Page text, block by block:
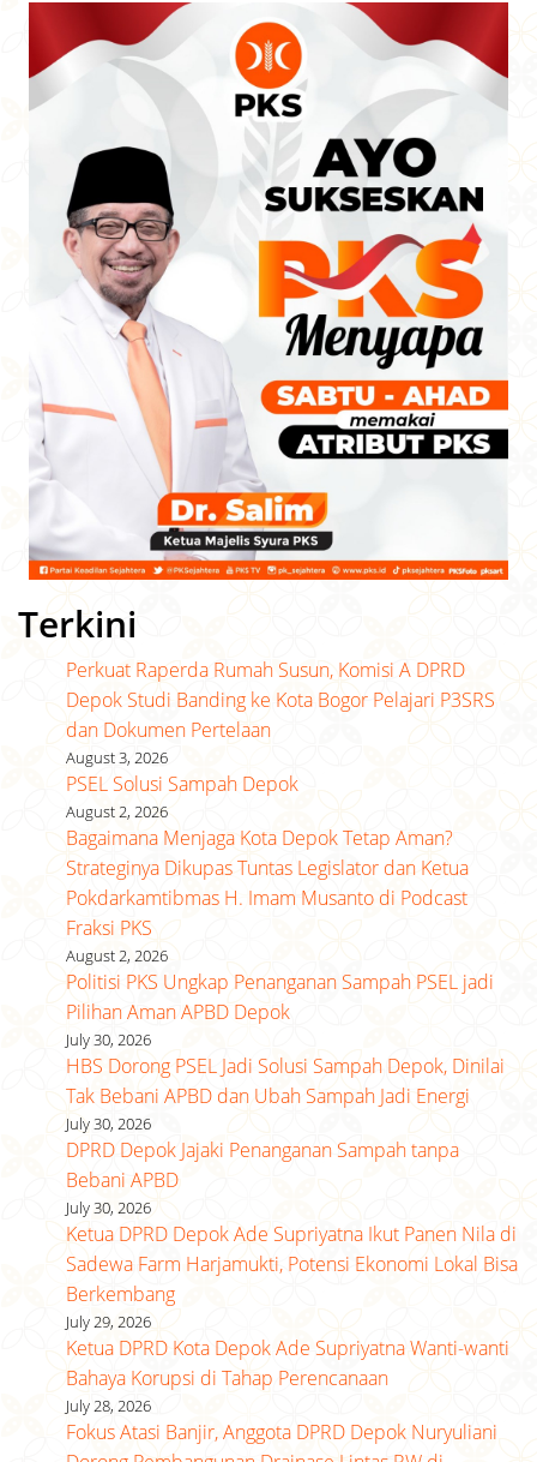
Terkini
Perkuat Raperda Rumah Susun, Komisi A DPRD
Depok Studi Banding ke Kota Bogor Pelajari P3SRS
dan Dokumen Pertelaan
August 3, 2026
PSEL Solusi Sampah Depok
August 2, 2026
Bagaimana Menjaga Kota Depok Tetap Aman?
Strateginya Dikupas Tuntas Legislator dan Ketua
Pokdarkamtibmas H. Imam Musanto di Podcast
Fraksi PKS
August 2, 2026
Politisi PKS Ungkap Penanganan Sampah PSEL jadi
Pilihan Aman APBD Depok
July 30, 2026
HBS Dorong PSEL Jadi Solusi Sampah Depok, Dinilai
Tak Bebani APBD dan Ubah Sampah Jadi Energi
July 30, 2026
DPRD Depok Jajaki Penanganan Sampah tanpa
Bebani APBD
July 30, 2026
Ketua DPRD Depok Ade Supriyatna Ikut Panen Nila di
Sadewa Farm Harjamukti, Potensi Ekonomi Lokal Bisa
Berkembang
July 29, 2026
Ketua DPRD Kota Depok Ade Supriyatna Wanti-wanti
Bahaya Korupsi di Tahap Perencanaan
July 28, 2026
Fokus Atasi Banjir, Anggota DPRD Depok Nuryuliani